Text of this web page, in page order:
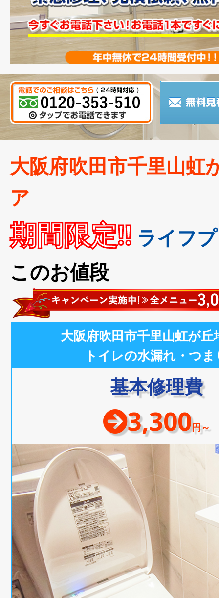
大阪府吹田市千里山虹
ア
期間限定!! ライフ
このお値段
大阪府吹田市千里山虹が丘
トイレの水漏れ・つま
基本修理費
3,300円～